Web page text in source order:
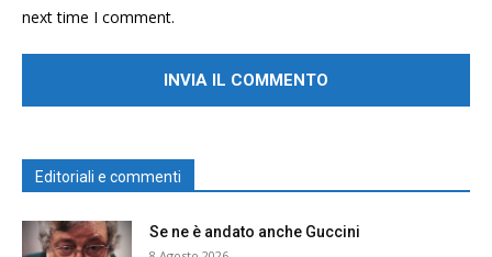
next time I comment.
Editoriali e commenti
Se ne è andato anche Guccini